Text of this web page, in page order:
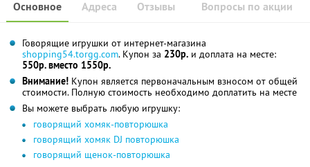
Основное Отзывы Вопросы по акции
Адреса
Говорящие игрушки от интернет-магазина
shopping54.torgg.com. Купон за 230р. и доплата на месте:
550р. вместо 1550р.
Внимание! Купон является первоначальным взносом от общей
стоимости. Полную стоимость необходимо доплатить на месте
Вы можете выбрать любую игрушку:
говорящий хомяк-повторюшка
говорящий хомяк DJ повторюшка
говорящий щенок-повторюшка